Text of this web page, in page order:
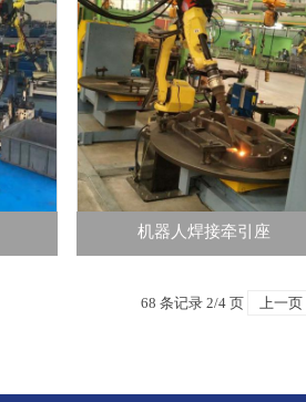
机器人焊接牵引座
68 条记录 2/4 页 上一页